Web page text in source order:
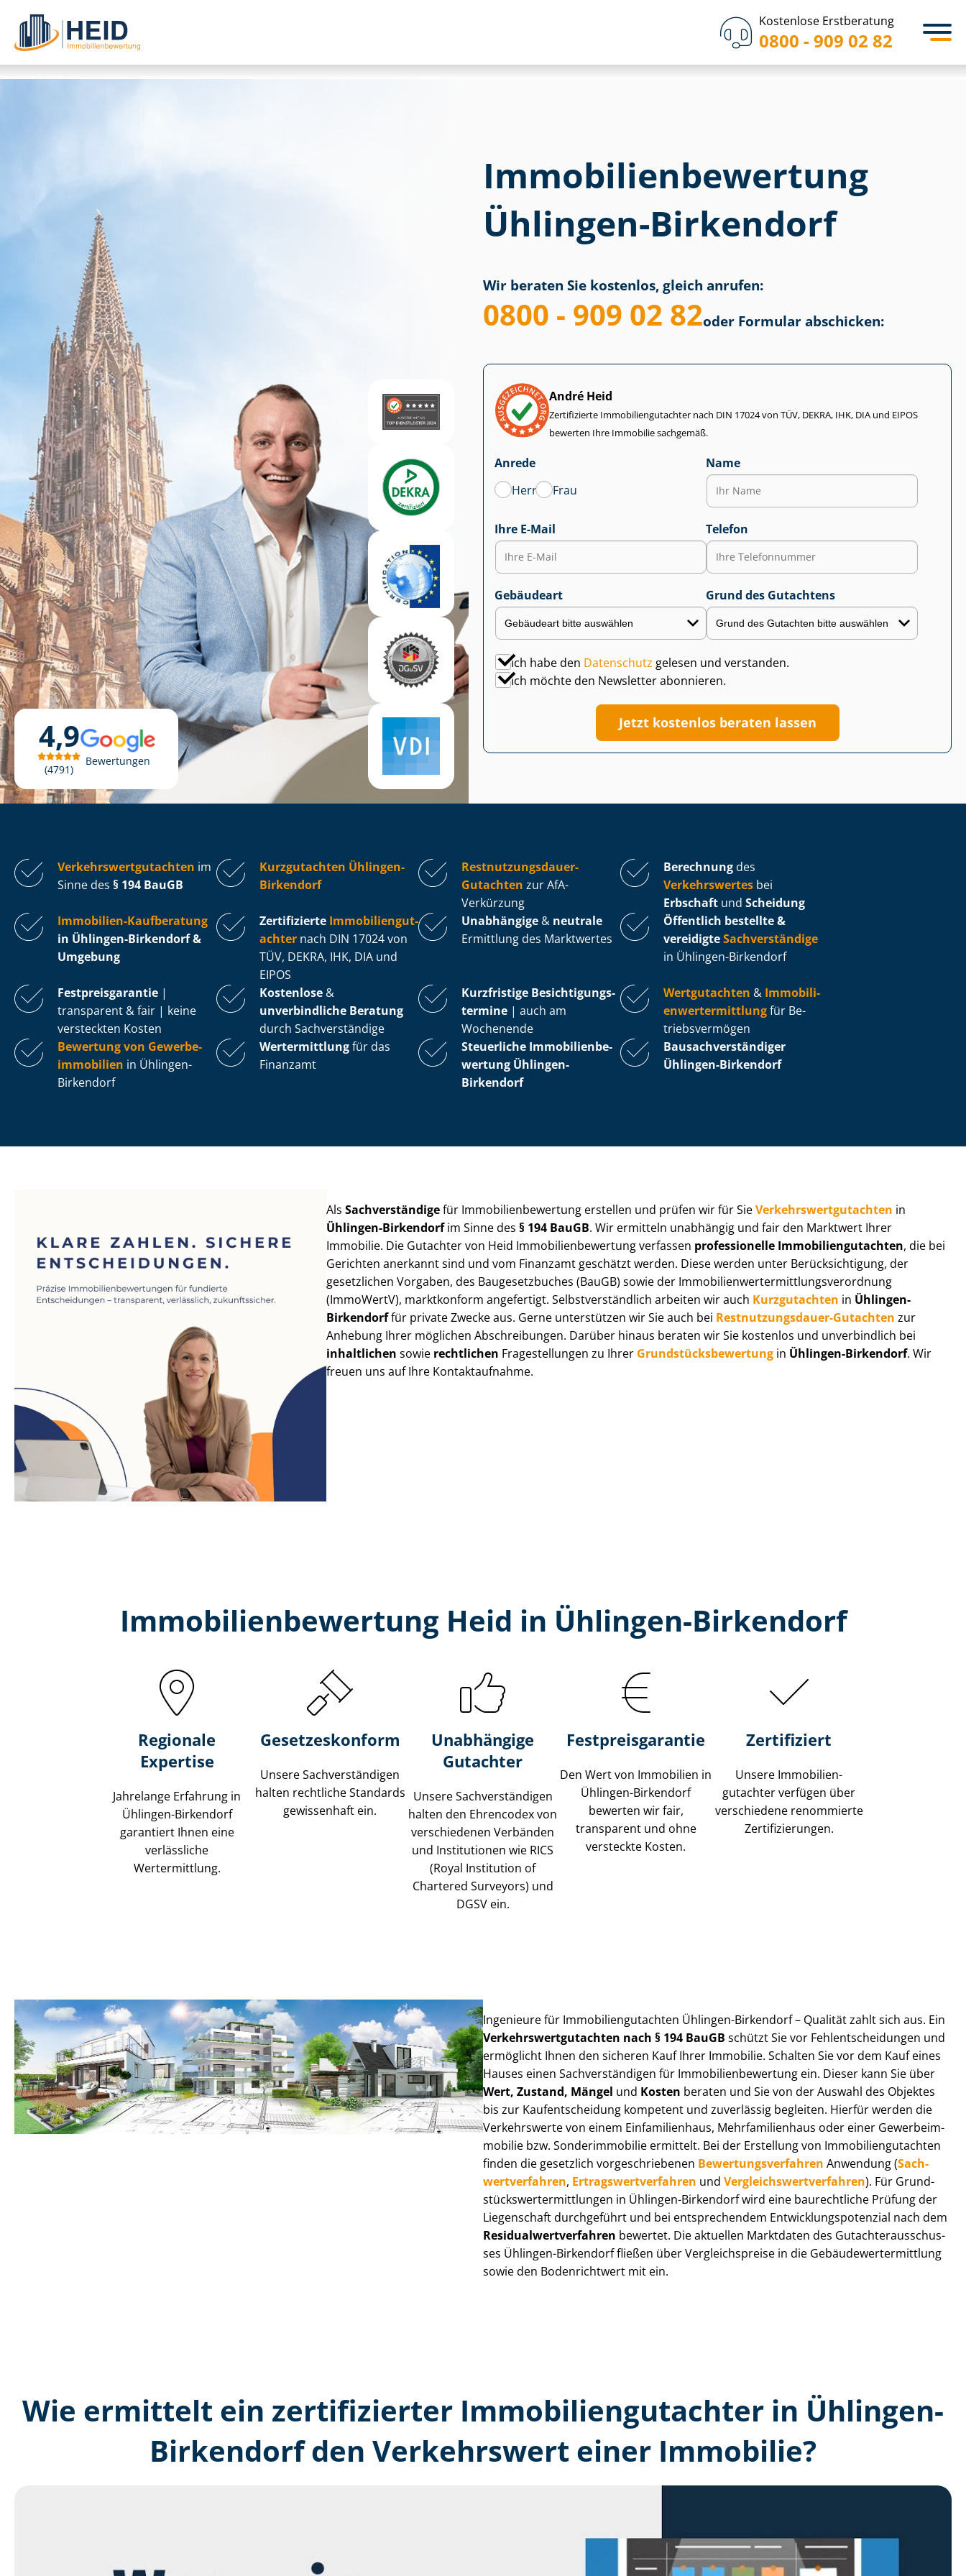
Kostenlose Erstberatung
0800 - 909 02 82
4,9
4791
Bewertungen
Immobilien­bewertung
Ühlingen-Birkendorf
Wir beraten Sie kostenlos, gleich anrufen:
0800 - 909 02 82oder Formular abschicken:
André Heid
Zertifizierte Im­mo­bi­li­en­gut­ach­ter nach DIN 17024 von TÜV, DEKRA, IHK, DIA und EIPOS
bewerten Ihre Immobilie sachgemäß.
Anrede
Herr
Frau
Name
Ihre E-Mail Telefon
Gebäudeart Grund des Gutachtens
Ich habe den Datenschutz gelesen und verstanden.
Ich möchte den Newsletter abonnieren.
Jetzt kostenlos beraten lassen
Ver­kehrs­wert­gut­ach­ten im
Sinne des § 194 BauGB
Kurzgutachten Ühlingen-
Birkendorf
Rest­nut­zungs­dau­er-
Gutachten zur AfA-
Verkürzung
Berechnung des
Verkehrswertes bei
Erbschaft und Scheidung
Immobilien-Kaufberatung
in Ühlingen-Birkendorf &
Umgebung
Zertifizierte Im­mo­bi­li­en­gut­
ach­ter nach DIN 17024 von
TÜV, DEKRA, IHK, DIA und
EIPOS
Unabhängige & neutrale
Ermittlung des Marktwertes
Öffentlich bestellte &
vereidigteSachverständige
in Ühlingen-Birkendorf
Fest­preis­ga­ran­tie |
transparent & fair | keine
versteckten Kosten
Kostenlose &
unverbindliche Beratung
durch Sachverständige
Kurzfristige Be­sich­ti­gungs­
ter­mi­ne | auch am
Wochenende
Wertgutachten & Im­mo­bi­li­
en­wert­ermitt­lungfür Be­
triebs­ver­mö­gen
Bewertung von Ge­wer­be­
im­mo­bi­li­en in Ühlingen-
Birkendorf
Wertermittlungfür das
Finanzamt
Steuerliche Im­mo­bi­li­en­be­
wer­tung Ühlingen-
Birkendorf
Bau­sach­ver­stän­di­ger
Ühlingen-Birkendorf
AlsSachverständigefür Im­mo­bi­li­en­be­wer­tung erstellen und prüfen wir für SieVer­kehrs­wert­gut­ach­ten in
Ühlingen-Birkendorfim Sinne des§ 194 BauGB. Wir ermitteln unabhängig und fair den Marktwert Ihrer
Immobilie. Die Gutachter von Heid Im­mo­bi­li­en­be­wer­tung verfassen professionelle Im­mo­bi­li­en­gut­ach­ten, die bei
Gerichten anerkannt sind und vom Finanzamt geschätzt werden. Diese werden unter Be­rück­sich­ti­gung, der
gesetzlichen Vorgaben, des Baugesetzbuches (BauGB) sowie der Im­mo­bi­li­en­wert­ermitt­lungs­ver­ord­nung
(ImmoWertV), marktkonform angefertigt. Selbst­ver­ständ­lich arbeiten wir auch Kurzgutachten in Ühlingen-
Birkendorffür private Zwecke aus. Gerne unterstützen wir Sie auch bei Rest­nut­zungs­dau­er-Gutachten zur
Anhebung Ihrer möglichen Abschreibungen. Darüber hinaus beraten wir Sie kostenlos und unverbindlich bei
inhaltlichen sowie rechtlichen Fragestellungen zu Ihrer Grund­stücks­be­wer­tung in Ühlingen-Birkendorf. Wir
freuen uns auf Ihre Kontaktaufnahme.
Immobilien­bewertung Heid in Ühlingen-Birkendorf
Regionale
Expertise
Jahrelange Erfahrung in
Ühlingen-Birkendorf
garantiert Ihnen eine
verlässliche
Wertermittlung.
Gesetzes­konform
Unsere Sach­ver­stän­di­gen
halten rechtliche Standards
gewissenhaft ein.
Unabhängige
Gutachter
Unsere Sach­ver­stän­di­gen
halten den Ehrencodex von
verschiedenen Verbänden
und Institutionen wie RICS
(Royal Institution of
Chartered Surveyors) und
DGSV ein.
Festpreis​garantie
Den Wert von Immobilien in
Ühlingen-Birkendorf
bewerten wir fair,
transparent und ohne
versteckte Kosten.
Zertifiziert
Unsere Immobilien­
gutachter verfügen über
verschiedene renommierte
Zer­ti­fi­zie­run­gen.
Ingenieure für Im­mo­bi­li­en­gut­ach­ten Ühlingen-Birkendorf – Qualität zahlt sich aus. Ein
Ver­kehrs­wert­gut­ach­ten nach § 194 BauGB schützt Sie vor Fehl­ent­schei­dun­gen und
ermöglicht Ihnen den sicheren Kauf Ihrer Immobilie. Schalten Sie vor dem Kauf eines
Hauses einen Sach­ver­stän­di­gen für Im­mo­bi­li­en­be­wer­tung ein. Dieser kann Sie über
Wert, Zustand, Mängel und Kosten beraten und Sie von der Auswahl des Objektes
bis zur Kauf­ent­schei­dung kompetent und zuverlässig begleiten. Hierfür werden die
Verkehrswerte von einem Einfamilienhaus, Mehr­fa­mi­li­en­haus oder einer Ge­wer­be­im­
mo­bi­lie bzw. Sonderimmobilie ermittelt. Bei der Erstellung von Im­mo­bi­li­en­gut­ach­ten
finden die gesetzlich vor­ge­schrie­be­nen Be­wer­tungs­ver­fah­ren Anwendung (Sach­
wert­ver­fah­ren, Er­trags­wert­ver­fah­ren und Ver­gleichs­wert­ver­fah­ren). Für Grund­
stücks­wert­ermitt­lun­gen in Ühlingen-Birkendorf wird eine baurechtliche Prüfung der
Liegenschaft durchgeführt und bei entsprechendem Ent­wick­lungs­po­ten­zi­al nach dem
Re­si­du­al­wert­ver­fah­ren bewertet. Die aktuellen Marktdaten des Gut­ach­ter­aus­schus­
ses Ühlingen-Birkendorf fließen über Ver­gleichs­prei­se in die Ge­bäu­de­wert­ermitt­lung
sowie den Bodenrichtwert mit ein.
Wie ermittelt ein zertifizierter Immobilien­gutachter in Ühlingen-
Birkendorf den Verkehrswert einer Immobilie?